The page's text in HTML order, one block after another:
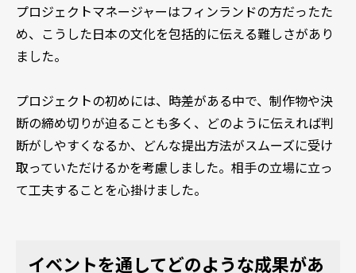
プロジェクトマネージャーはフィンランドの方だったた
め、こうした日本の文化を包括的に伝える難しさがあり
ました。
プロジェクトの初めには、時差がある中で、制作物や決
断の締め切りが迫ることも多く、どのように伝えれば判
断がしやすくなるか、どんな提出方法がスムーズに受け
取っていただけるかを考慮しました。相手の立場に立っ
て工夫することを心掛けました。
イベントを通してどのような成果があ